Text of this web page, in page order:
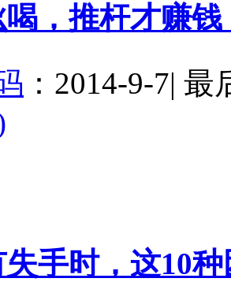
，推杆才赚
： 2014-9-7| 最
手时，这10